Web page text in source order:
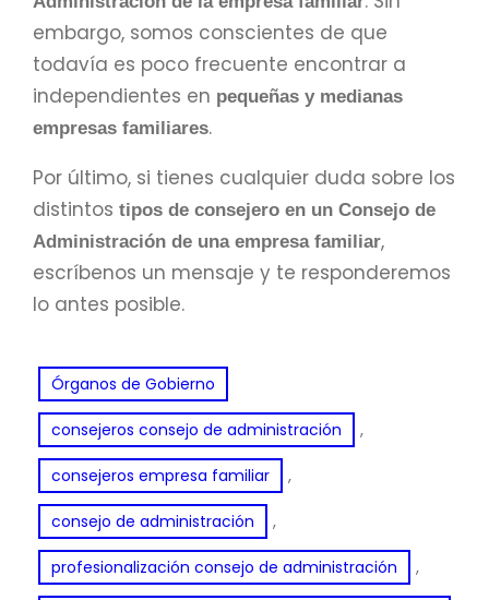
embargo, somos conscientes de que
todavía es poco frecuente encontrar a
independientes en pequeñas y medianas
empresas familiares.
Por último, si tienes cualquier duda sobre los
distintos tipos de consejero en un Consejo de
Administración de una empresa familiar,
escríbenos un mensaje y te responderemos
lo antes posible.
Órganos de Gobierno
consejeros consejo de administración ,
consejeros empresa familiar ,
consejo de administración ,
profesionalización consejo de administración ,